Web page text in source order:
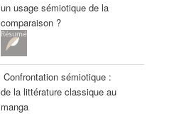
un usage sémiotique de la
comparaison ?
Confrontation sémiotique :
de la littérature classique au
manga